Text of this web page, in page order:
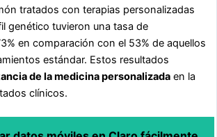
tratados con terapias personalizadas
genético tuvieron una tasa de
en comparación con el 53% de aquellos
estándar. Estos resultados
de la medicina personalizada en la
clínicos.